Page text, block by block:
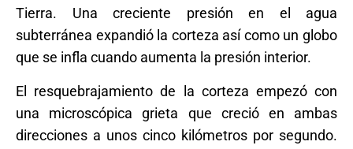
Tierra. Una creciente presión en el agua
subterránea expandió la corteza así como un globo
que se infla cuando aumenta la presión interior.
El resquebrajamiento de la corteza empezó con
una microscópica grieta que creció en ambas
direcciones a unos cinco kilómetros por segundo.